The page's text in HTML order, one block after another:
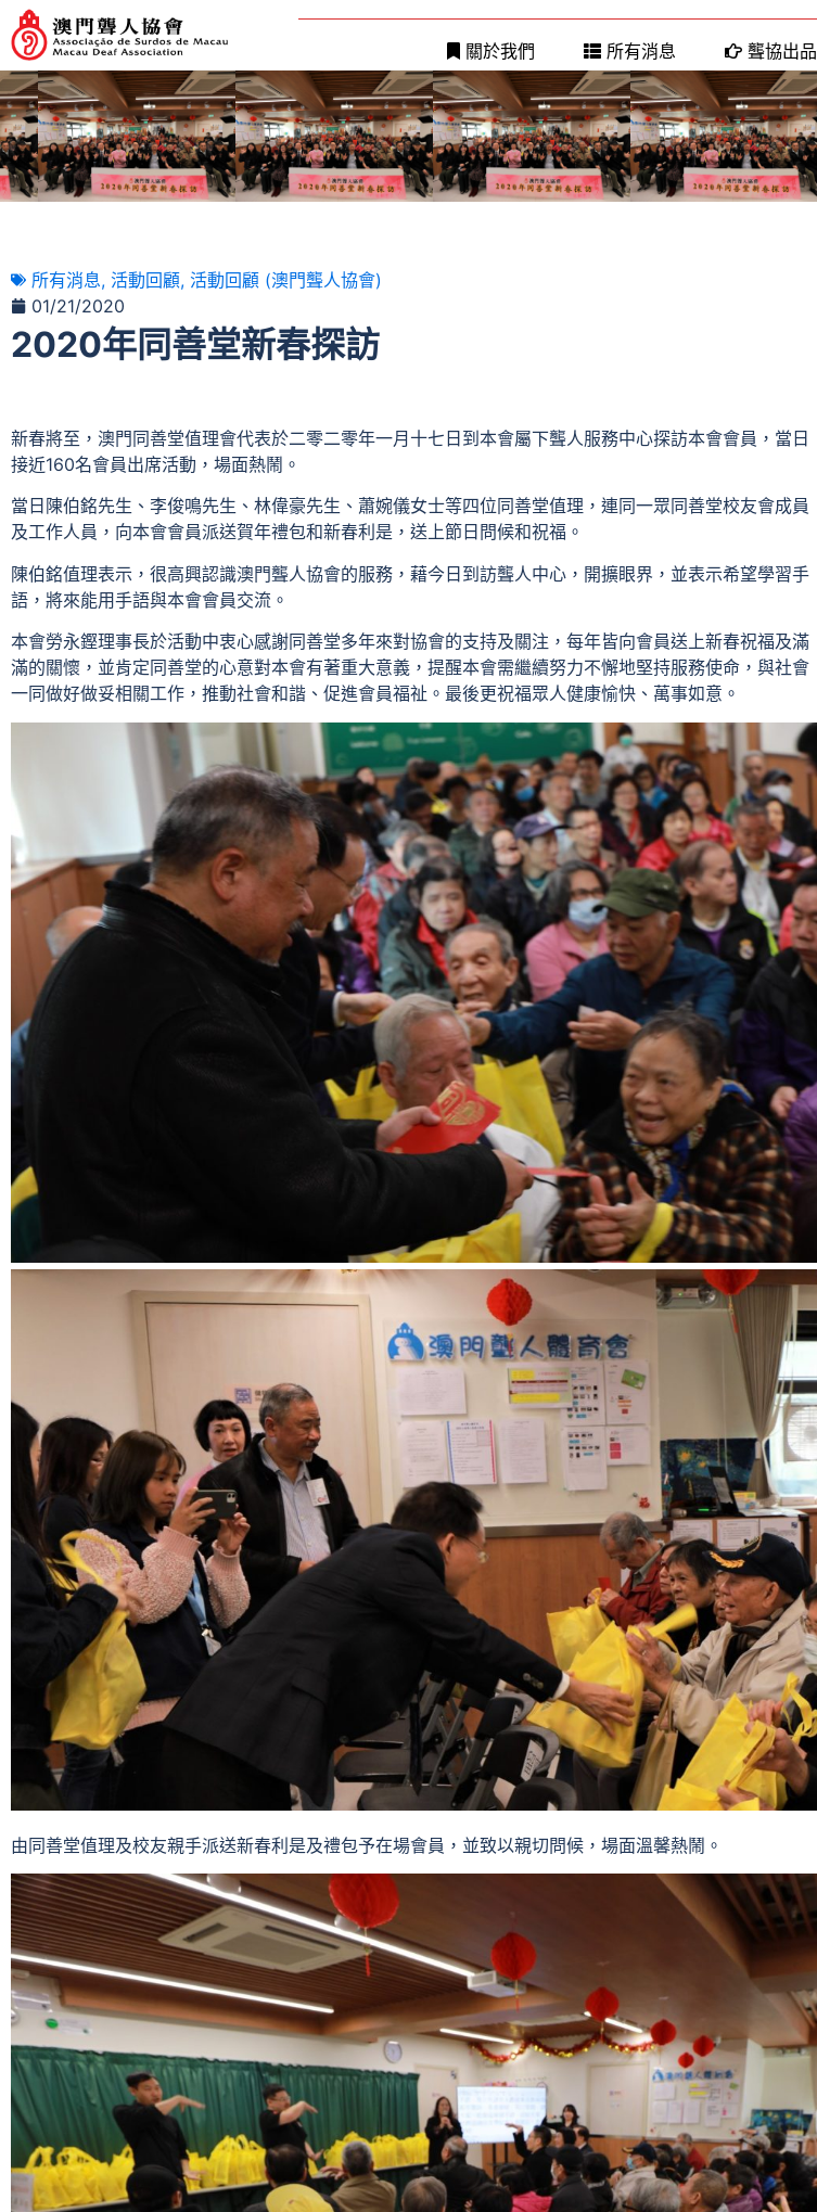
關於我們 所有消息 聾協出品
所有消息, 活動回顧, 活動回顧 (澳門聾人協會)
01/21/2020
2020年同善堂新春探訪
新春將至，澳門同善堂值理會代表於二零二零年一月十七日到本會屬下聾人服務中心探訪本會會員，當日
接近160名會員出席活動，場面熱鬧。
當日陳伯銘先生、李俊鳴先生、林偉豪先生、蕭婉儀女士等四位同善堂值理，連同一眾同善堂校友會成員
及工作人員，向本會會員派送賀年禮包和新春利是，送上節日問候和祝福。
陳伯銘值理表示，很高興認識澳門聾人協會的服務，藉今日到訪聾人中心，開擴眼界，並表示希望學習手
語，將來能用手語與本會會員交流。
本會勞永鏗理事長於活動中衷心感謝同善堂多年來對協會的支持及關注，每年皆向會員送上新春祝福及滿
滿的關懷，並肯定同善堂的心意對本會有著重大意義，提醒本會需繼續努力不懈地堅持服務使命，與社會
一同做好做妥相關工作，推動社會和諧、促進會員福祉。最後更祝福眾人健康愉快、萬事如意。
由同善堂值理及校友親手派送新春利是及禮包予在場會員，並致以親切問候，場面溫馨熱鬧。